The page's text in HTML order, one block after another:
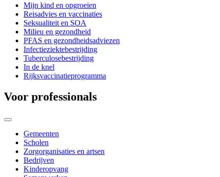
Mijn kind en opgroeien
Reisadvies en vaccinaties
Seksualiteit en SOA
Milieu en gezondheid
PFAS en gezondheidsadviezen
Infectieziektebestrijding
Tuberculosebestrijding
In de knel
Rijksvaccinatieprogramma
Voor professionals
Gemeenten
Scholen
Zorgorganisaties en artsen
Bedrijven
Kinderopvang